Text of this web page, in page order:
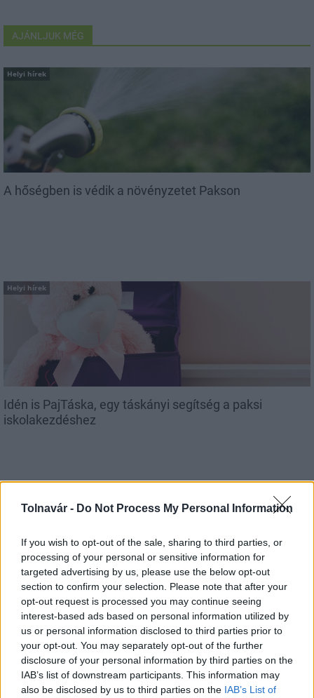
Tolnavár - Do Not Process My Personal Information
If you wish to opt-out of the sale, sharing to third parties, or
processing of your personal or sensitive information for
targeted advertising by us, please use the below opt-out
section to confirm your selection. Please note that after your
opt-out request is processed you may continue seeing
interest-based ads based on personal information utilized by
us or personal information disclosed to third parties prior to
your opt-out. You may separately opt-out of the further
disclosure of your personal information by third parties on the
IAB’s list of downstream participants. This information may
also be disclosed by us to third parties on the IAB’s List of
AJÁNLJUK MÉG
Helyi hírek
A hőségben is védik a növényzetet Pakson
Helyi hírek
Idén is PajTáska, egy táskányi segítség a paksi
iskolakezdéshez
Aktuális
Energiaválság: az éjszakai fordulat bizakodásra ad okot